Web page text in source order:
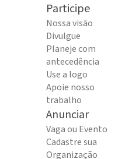
Participe
Nossa visão
Divulgue
Planeje com
antecedência
Use a logo
Apoie nosso
trabalho
Anunciar
Vaga ou Evento
Cadastre sua
Organização